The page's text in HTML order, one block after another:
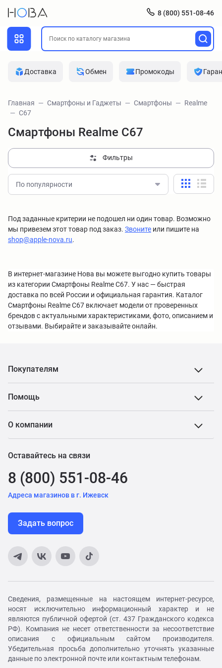
8 (800) 551-08-46
Доставка Обмен Промокоды
Главная Смартфоны и Гаджеты Смартфоны
Realme
C67
Смартфоны Realme C67
Фильтры
По популярности
Под заданные критерии не подошел ни один товар. Возможно
мы привезем этот товар под заказ. Звоните или пишите на
shop@apple-nova.ru.
В интернет-магазине Нова вы можете выгодно купить товары
из категории Смартфоны Realme C67. У нас — быстрая
доставка по всей России и официальная гарантия. Каталог
Смартфоны Realme C67 включает модели от проверенных
брендов с актуальными характеристиками, фото, описанием и
отзывами. Выбирайте и заказывайте онлайн.
Покупателям
Помощь
О компании
Оставайтесь на связи
8 (800) 551-08-46
Адреса магазинов в г. Ижевск
Задать вопрос
Сведения, размещенные на настоящем интернет-ресурсе,
носят исключительно информационный характер и не
являются публичной офертой (ст. 437 Гражданского кодекса
РФ). Компания не несет ответственности за несоответствие
описания с официальным сайтом производителя.
Убедительная просьба дополнительно уточнять указанные
данные по электронной почте или контактным телефонам.